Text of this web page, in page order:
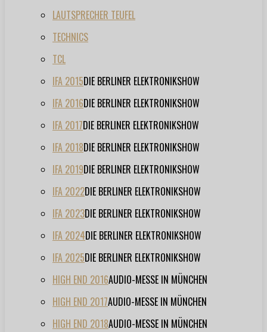
LAUTSPRECHER TEUFEL
TECHNICS
TCL
IFA 2015DIE BERLINER ELEKTRONIKSHOW
IFA 2016DIE BERLINER ELEKTRONIKSHOW
IFA 2017DIE BERLINER ELEKTRONIKSHOW
IFA 2018DIE BERLINER ELEKTRONIKSHOW
IFA 2019DIE BERLINER ELEKTRONIKSHOW
IFA 2022DIE BERLINER ELEKTRONIKSHOW
IFA 2023DIE BERLINER ELEKTRONIKSHOW
IFA 2024DIE BERLINER ELEKTRONIKSHOW
IFA 2025DIE BERLINER ELEKTRONIKSHOW
HIGH END 2016AUDIO-MESSE IN MÜNCHEN
HIGH END 2017AUDIO-MESSE IN MÜNCHEN
HIGH END 2018AUDIO-MESSE IN MÜNCHEN